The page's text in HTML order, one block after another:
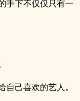
手下不仅仅只有一
己喜欢的艺人。